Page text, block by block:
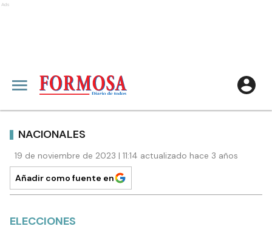
Ads
NACIONALES
19 de noviembre de 2023 | 11:14 actualizado hace 3 años
Añadir como fuente en
ELECCIONES